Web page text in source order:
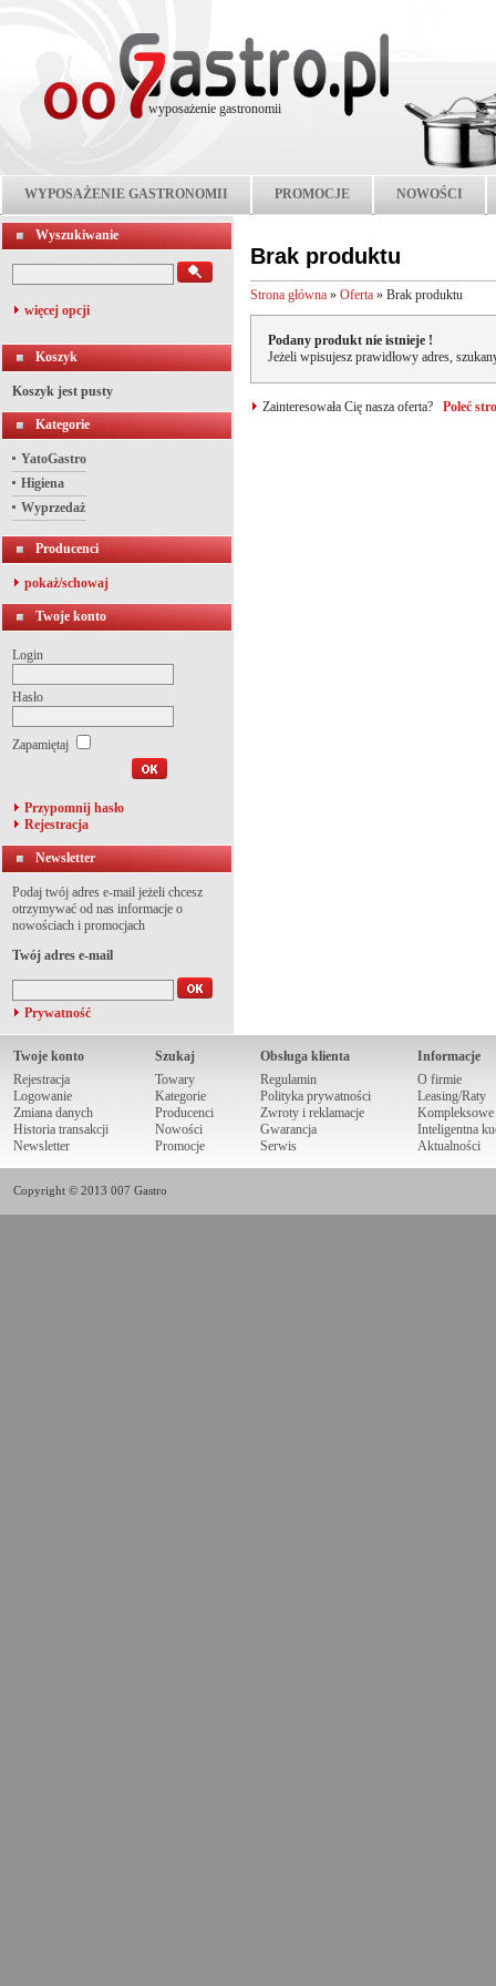
wyposażenie gastronomii
WYPOSAŻENIE GASTRONOMII PROMOCJE NOWOŚCI
Wyszukiwanie
więcej opcji
Koszyk
Koszyk jest pusty
Kategorie
YatoGastro
Higiena
Wyprzedaż
Producenci
pokaż/schowaj
Twoje konto
Login
Hasło
Zapamiętaj
Przypomnij hasło
Rejestracja
Newsletter
Podaj twój adres e-mail jeżeli chcesz
otrzymywać od nas informacje o
nowościach i promocjach
Twój adres e-mail
Prywatność
Brak produktu
Strona główna » Oferta » Brak produktu
Podany produkt nie istnieje !
Jeżeli wpisujesz prawidłowy adres,
Zainteresowała Cię nasza oferta? Poleć
Twoje konto
Rejestracja
Logowanie
Zmiana danych
Historia transakcji
Newsletter
Szukaj
Towary
Kategorie
Producenci
Nowości
Promocje
Obsługa klienta
Regulamin
Polityka prywatności
Zwroty i reklamacje
Gwarancja
Serwis
Informacje
O firmie
Leasing/Raty
Kompleksowe
Inteligentna
Aktualności
Copyright © 2013 007 Gastro